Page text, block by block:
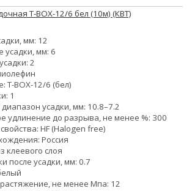
Т-BOX-12/6 бел (10м) (КВТ)
мм: 12
усадки, мм: 6
2
Т-BOX-12/6 (бел)
1
усадки, мм: 10.8–7.2
удлинение до разрыва, не менее %: 300
HF (Halogen free)
Россия
клеевого слоя
после усадки, мм: 0.7
не менее Мпа: 12